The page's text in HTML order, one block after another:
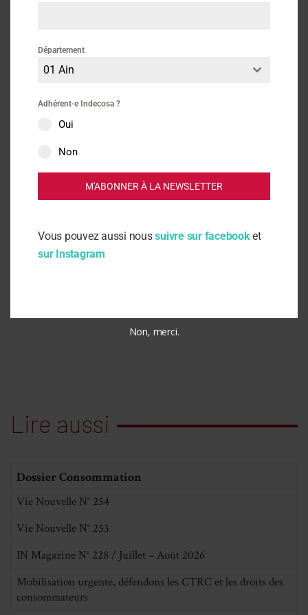
DGCCRF – 15/03/2021
Actus
Lire aussi
Dossier Consommation
Vie Nouvelle N° 254
Vie Nouvelle N° 253
IN Magazine N° 228 / Juillet – Août 2026
Mobilisation urgente, défendons les CTRC et les droits des
consommateurs
Département
01 Ain
Adhérent·e Indecosa ?
Oui
Non
M'ABONNER À LA NEWSLETTER
Vous pouvez aussi noussuivre sur facebooket
sur Instagram
Non, merci.